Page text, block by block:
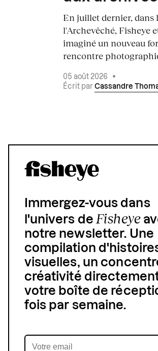
En juillet dernier, dans
l'Archevêché, Fisheye
imaginé un nouveau
rencontre
05 août 2026
•
Écrit par Cassandre
Immergez-vous dans
l'univers deFisheye
notre newsletter. Une
compilation
visuelles, un
créativité
votre boîte de
fois par semaine.